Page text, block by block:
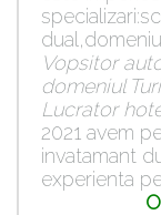
Vopsitor
domeniul
Lucrator
2021 avem
invatamant
experienta